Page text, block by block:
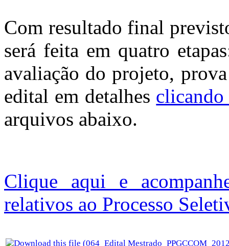
Com resultado final
será feita em quatro
avaliação do projeto,
edital em detalhes
arquivos abaixo.
Clique aqui e
relativos ao Processo